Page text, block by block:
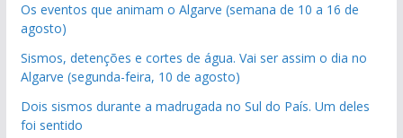
Os eventos que animam o Algarve (semana de 10 a 16 de
agosto)
Sismos, detenções e cortes de água. Vai ser assim o dia no
Algarve (segunda-feira, 10 de agosto)
Dois sismos durante a madrugada no Sul do País. Um deles
foi sentido